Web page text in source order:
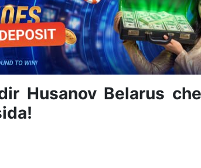
Husanov Belarus